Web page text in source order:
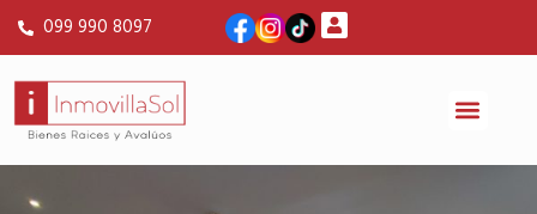
099 990 8097